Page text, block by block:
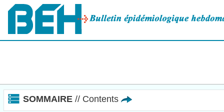
SOMMAIRE // Contents
Panneau de gestion des cookies